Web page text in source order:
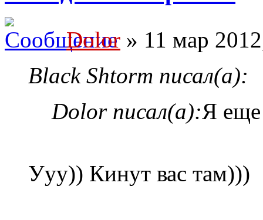
Dolor » 11 мар
Black Shtorm писал(а):
Dolor писал(а):Я
Ууу)) Кинут вас там)))